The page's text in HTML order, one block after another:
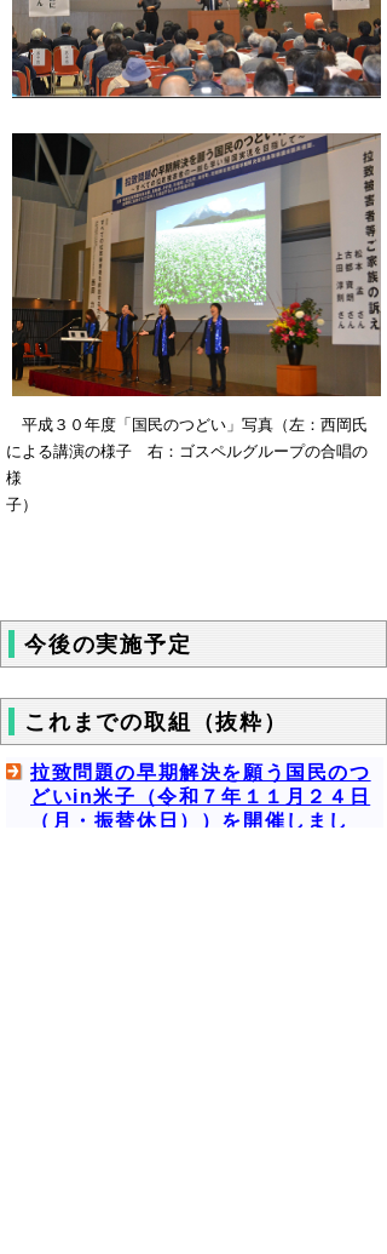
平成３０年度「国民のつどい」写真（左：西岡氏
による講演の様子 右：ゴスペルグループの合唱の
様
子
今後の実施予定
これまでの取組（抜粋）
拉致問題の早期解決を願う国民のつ
どいin米子（令和７年１１月２４日
（月・振替休日））を開催しまし